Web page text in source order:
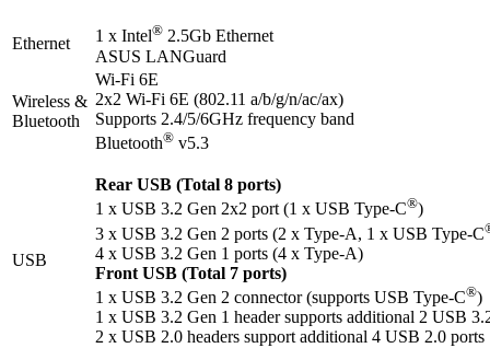
Ethernet 1 x Intel® 2.5Gb Ethernet
ASUS LANGuard
Wireless &
Bluetooth
Wi-Fi 6E
2x2 Wi-Fi 6E (802.11 a/b/g/n/ac/ax)
Supports 2.4/5/6GHz frequency band
Bluetooth® v5.3
USB
Rear USB (Total 8 ports)
1 x USB 3.2 Gen 2x2 port (1 x USB Type-C®)
3 x USB 3.2 Gen 2 ports (2 x Type-A, 1 x USB Type-C
4 x USB 3.2 Gen 1 ports (4 x Type-A)
Front USB (Total 7 ports)
1 x USB 3.2 Gen 2 connector (supports USB Type-C®)
1 x USB 3.2 Gen 1 header supports additional 2 USB
2 x USB 2.0 headers support additional 4 USB 2.0 ports